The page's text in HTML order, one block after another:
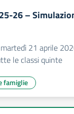
26 –
21 aprile
le classi quinte
famiglie